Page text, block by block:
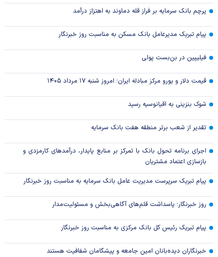
پرچم بانک سرمایه بر فراز قله دماوند به اهتزاز درآمد
پیام تبریک مدیرعامل بانک مسکن به مناسبت روز خبرنگار
فیلیپین در بن‌بست پولی
قیمت دلار و یورو مرکز مبادله ایران؛ امروز شنبه ۱۷ مرداد ۱۴۰۵
شوک بنزینی به اقیانوسیه رسید
تقدیر از شعب برتر منطقه هفت بانک سرمایه
اجرای برنامه تحول بانک با تمرکز بر منابع پایدار، درآمدهای کارمزدی و
بازسازی اعتماد مشتریان
پیام تبریک سرپرست مدیریت عامل بانک سرمایه به مناسبت روز خبرنگار
روز خبرنگار؛ پاسداشت قلم‌های آگاهی‌بخش و مسئولیت‌مدار
پیام تبریک رئیس کل بانک مرکزی به مناسبت روز خبرنگار
خبرنگاران دیده‌بانان امین جامعه و پیشگامان شفافیت هستند